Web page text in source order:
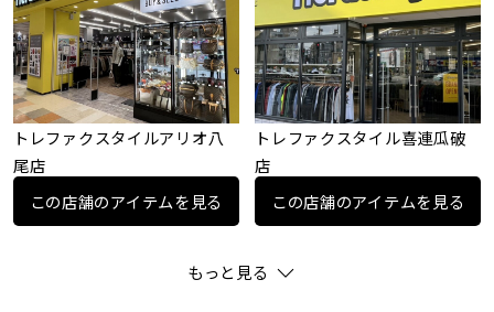
トレファクスタイルアリオ八
尾店
この店舗のアイテムを見る
トレファクスタイル喜連瓜破
店
この店舗のアイテムを見る
もっと見る